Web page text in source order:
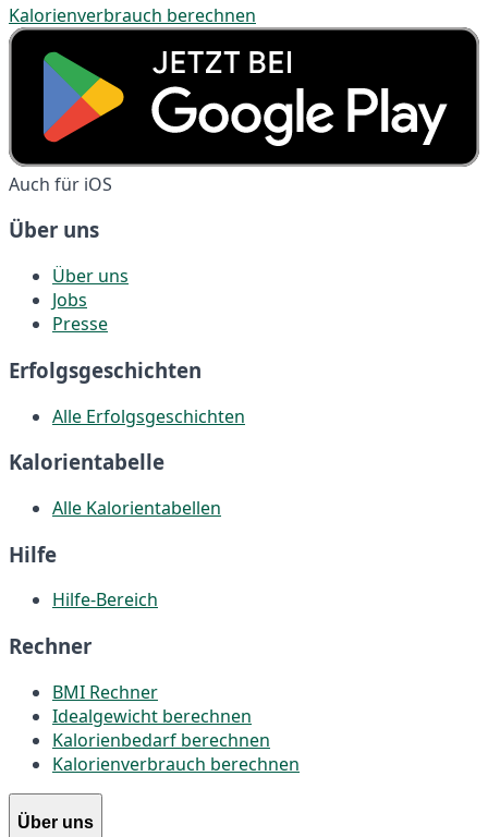
Kalorienverbrauch berechnen
Auch für iOS
Über uns
Über uns
Jobs
Presse
Erfolgsgeschichten
Alle Erfolgsgeschichten
Kalorientabelle
Alle Kalorientabellen
Hilfe
Hilfe-Bereich
Rechner
BMI Rechner
Idealgewicht berechnen
Kalorienbedarf berechnen
Kalorienverbrauch berechnen
Über uns